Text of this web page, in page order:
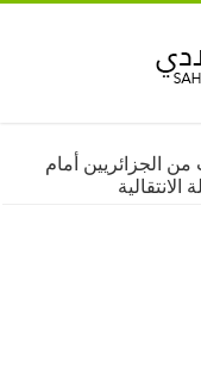
أمام